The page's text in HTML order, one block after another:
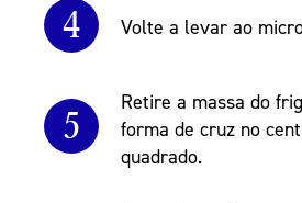
4 Volte a levar ao
5
Retire a massa do
forma de cruz no
quadrado.